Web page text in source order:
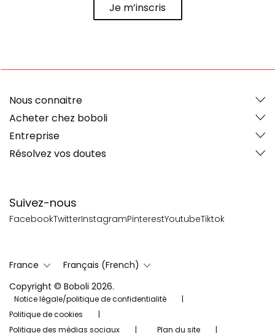
Je m’inscris
Suivez-nous
FacebookTwitterInstagramPinterestYoutubeTiktok
Nous connaitre
Acheter chez boboli
Entreprise
Résolvez vos doutes
France
Français (French)
Copyright © Boboli 2026.
Notice légale/politique de confidentialité
Politique de cookies
Politique des médias sociaux
Plan du site